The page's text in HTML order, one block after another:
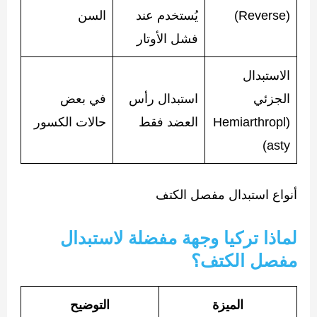
(Reverse)
يُستخدم عند
فشل الأوتار
السن
الاستبدال
الجزئي
(Hemiarthropl
asty)
استبدال رأس
العضد فقط
في بعض
حالات الكسور
أنواع استبدال مفصل الكتف
لماذا تركيا وجهة مفضلة لاستبدال
مفصل الكتف؟
الميزة التوضيح